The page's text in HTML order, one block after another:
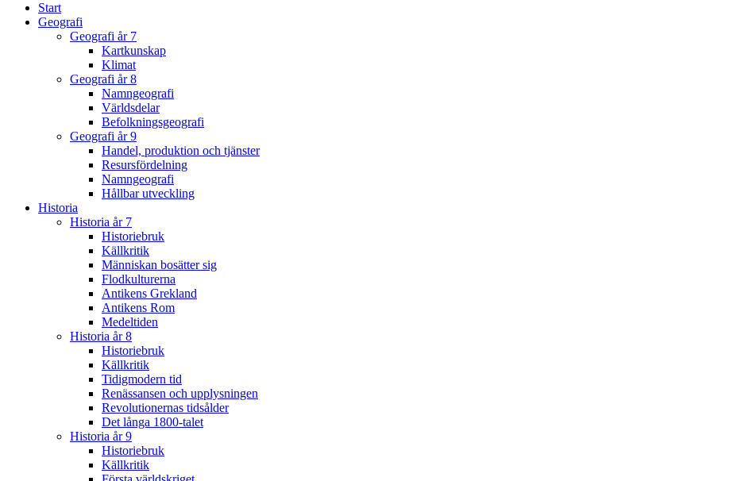
Start
Geografi
Geografi år 7
Kartkunskap
Klimat
Geografi år 8
Namngeografi
Världsdelar
Befolkningsgeografi
Geografi år 9
Handel, produktion och tjänster
Resursfördelning
Namngeografi
Hållbar utveckling
Historia
Historia år 7
Historiebruk
Källkritik
Människan bosätter sig
Flodkulturerna
Antikens Grekland
Antikens Rom
Medeltiden
Historia år 8
Historiebruk
Källkritik
Tidigmodern tid
Renässansen och upplysningen
Revolutionernas tidsålder
Det långa 1800-talet
Historia år 9
Historiebruk
Källkritik